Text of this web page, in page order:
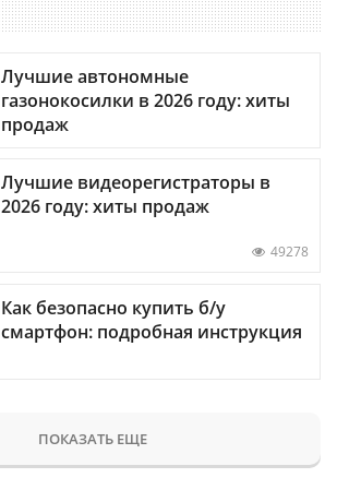
Лучшие автономные
газонокосилки в 2026 году: хиты
продаж
Лучшие видеорегистраторы в
2026 году: хиты продаж
49278
Как безопасно купить б/у
смартфон: подробная инструкция
ПОКАЗАТЬ ЕЩЕ